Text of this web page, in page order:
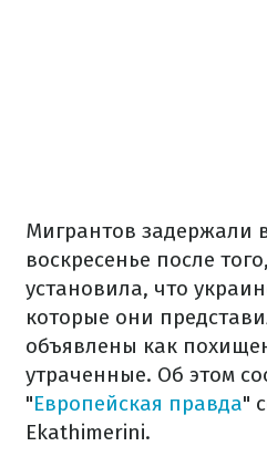
Мигрантов задержали
воскресенье после
установила, что
которые они
объявлены как
утраченные. Об этом
"Европейская правда"
Ekathimerini.